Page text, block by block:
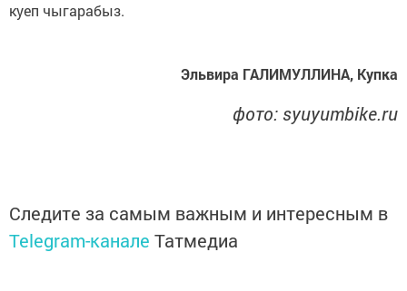
куеп чыгарабыз.
Эльвира ГАЛИМУЛЛИНА, Купка
фото: syuyumbike.ru
Следите за самым важным и интересным в
Telegram-канале Татмедиа